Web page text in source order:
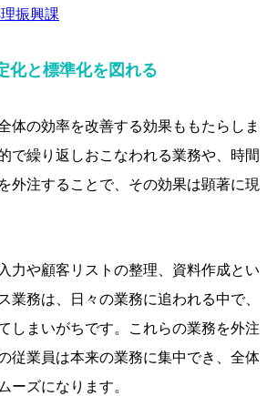
振興課
化と標準化を図れる
体の効率を改善する効果ももたらしま
で繰り返しおこなわれる業務や、時間
外注することで、その効果は顕著に現
力や顧客リストの整理、資料作成とい
業務は、日々の業務に追われる中で、
しまいがちです。これらの業務を外注
従業員は本来の業務に集中でき、全体
ーズになります。